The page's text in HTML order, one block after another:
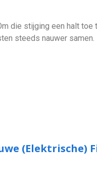
die stijging een halt toe
steeds nauwer samen.
(elektrische)